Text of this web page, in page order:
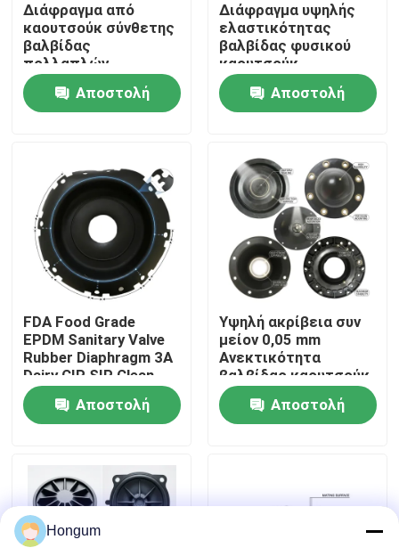
Σπίτι
Προϊόντα
περιοδεία στο εργοστάσιο
Έλεγχος ποιότητας
Ειδήσεις
Υποθέσεις
Λαστιχένιες σφραγίδες διαφραγμάτων
Λαστιχένιο διάφραγμα βαλβίδων
Διάφραγμα από
καουτσούκ σύνθετης
βαλβίδας
πολλαπλών
στρώσεων EPDM
PTFE
Πολυστρωματικό
Αποστολή
Διάφραγμα υψηλής
ελαστικότητας
βαλβίδας φυσικού
καουτσούκ
σκληρυμένο με θείο
55 Shore A Pneumatic
Actuator OEM
Αποστολή
FDA Food Grade
EPDM Sanitary Valve
Rubber Diaphragm 3A
Dairy CIP SIP Clean
Steam Compatible
Αποστολή
Υψηλή ακρίβεια συν
μείον 0,05 mm
Ανεκτικότητα
βαλβίδας καουτσούκ
διάφραγμα
μετρούμενο με
λέιζερ ένεση
Αποστολή
Hongum